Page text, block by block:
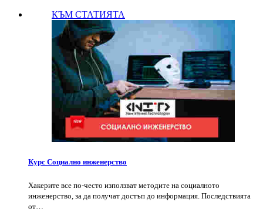
КЪМ СТАТИЯТА
Курс Социално инженерство
Хакерите все по-често използват методите на социалното
инженерство, за да получат достъп до информация. Последствията
от…